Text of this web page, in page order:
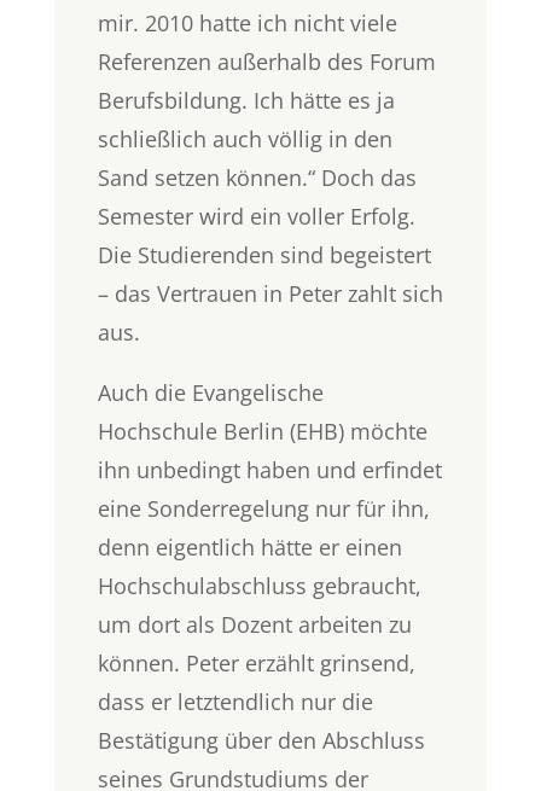
mir. 2010 hatte ich nicht viele
Referenzen außerhalb des Forum
Berufsbildung. Ich hätte es ja
schließlich auch völlig in den
Sand setzen können.“ Doch das
Semester wird ein voller Erfolg.
Die Studierenden sind begeistert
– das Vertrauen in Peter zahlt sich
aus.
Auch die Evangelische
Hochschule Berlin (EHB) möchte
ihn unbedingt haben und erfindet
eine Sonderregelung nur für ihn,
denn eigentlich hätte er einen
Hochschulabschluss gebraucht,
um dort als Dozent arbeiten zu
können. Peter erzählt grinsend,
dass er letztendlich nur die
Bestätigung über den Abschluss
seines Grundstudiums der